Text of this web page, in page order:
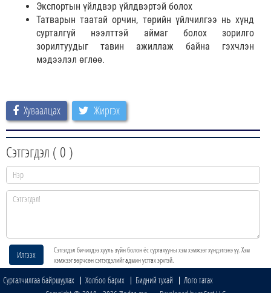
Экспортын үйлдвэр үйлдвэртэй болох
Татварын таатай орчин, төрийн үйлчилгээ нь хүнд
сурталгүй нээлттэй аймаг болох зорилго
зорилтуудыг тавин ажиллаж байна гэхчлэн
мэдээлэл өглөө.
Хуваалцах Жиргэх
Сэтгэгдэл ( 0 )
Илгээх
Сэтгэгдэл бичихдээ хууль зүйн болон ёс суртахууны хэм хэмжээг хүндэтгэнэ үү. Хэм
хэмжээг зөрчсөн сэтгэгдэлийг админ устгах эрхтэй.
Сурталчилгаа байршуулах Холбоо барих Бидний тухай
Лого татах